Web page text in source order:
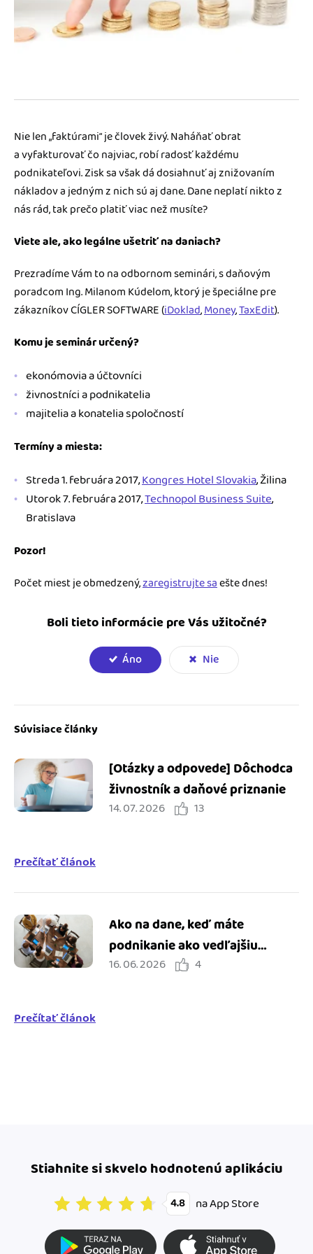
Katalóg doplnkov
Podnikateľský servis
Nie len „faktúrami“ je človek živý. Naháňať obrat
a vyfakturovať čo najviac, robí radosť každému
podnikateľovi. Zisk sa však dá dosiahnuť aj znižovaním
nákladov a jedným z nich sú aj dane. Dane neplatí nikto z
nás rád, tak prečo platiť viac než musíte?
Viete ale, ako legálne ušetriť na daniach?
Prezradíme Vám to na odbornom seminári, s daňovým
poradcom Ing. Milanom Kúdelom, ktorý je špeciálne pre
zákazníkov CÍGLER SOFTWARE (iDoklad,Money,TaxEdit).
Komu je seminár určený?
ekonómovia a účtovníci
živnostníci a podnikatelia
majitelia a konatelia spoločností
Termíny a miesta:
Streda 1. februára 2017,Kongres Hotel Slovakia, Žilina
Utorok 7. februára 2017,Technopol Business Suite,
Bratislava
Pozor!
Počet miest je obmedzený,zaregistrujte saešte dnes!
Boli tieto informácie pre Vás užitočné?
Áno Nie
Súvisiace články
[Otázky a odpovede] Dôchodca
živnostník a daňové priznanie
14. 07. 2026 13
Prečítať článok
Ako na dane, keď máte
podnikanie ako vedľajšiu
činnosť
16. 06. 2026 4
Prečítať článok
Stiahnite si skvelo hodnotenú aplikáciu
4.8 na App Store